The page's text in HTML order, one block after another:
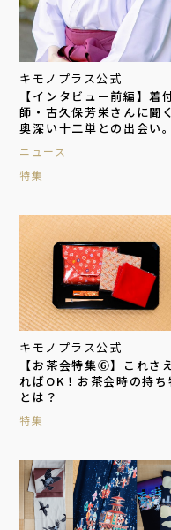
キモノプラス公式
【インタビュー前編】着
師・古久保芳栄さんに聞く
奥深い十二単との出会い。
ニュース
特集
キモノプラス公式
【お茶会特集⑥】これさ
ればOK！お茶会時の持ち
とは？
特集